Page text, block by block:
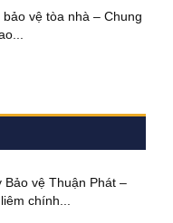
bảo vệ tòa nhà – Chung
Bảo vệ Thuận Phát –
chính...